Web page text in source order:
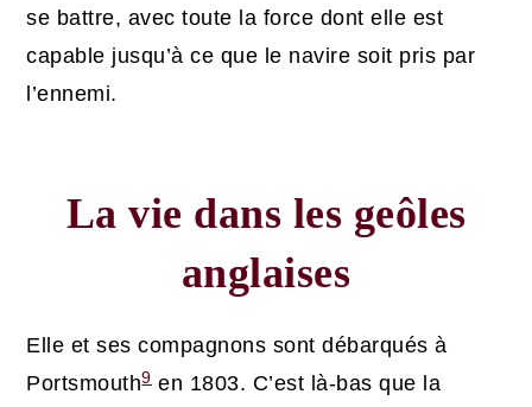
se battre, avec toute la force dont elle est
capable jusqu’à ce que le navire soit pris par
l’ennemi.
La vie dans les geôles
anglaises
Elle et ses compagnons sont débarqués à
Portsmouth9en 1803. C’est là-bas que la